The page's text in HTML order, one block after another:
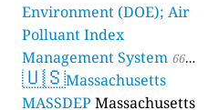
Environment (DOE); Air
Polluant Index
Management System 66
stations
🇺🇸Massachusetts
MASSDEP Massachusetts